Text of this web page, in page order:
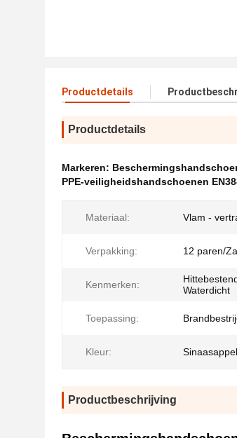
Productdetails
Productdetails
Markeren:
PPE-veiligheidshandschoenen
Materiaal: Vlam -
Verpakking: 12 paren/
Kenmerken:
Waterdicht
Toepassing:
Kleur: Sinaasappel
Productbeschrijving